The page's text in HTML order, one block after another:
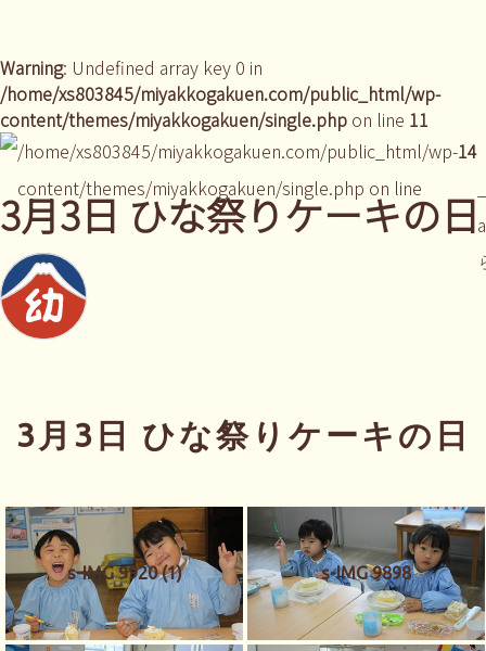
Warning: Undefined array key 0 in
/home/xs803845/miyakkogakuen.com/public_html/wp-
content/themes/miyakkogakuen/single.php on line 11
/home/xs803845/miyakkogakuen.com/public_html/wp-
content/themes/miyakkogakuen/single.php on line
14
3月3日 ひな祭りケーキの日
3月3日 ひな祭りケーキの日
s-IMG 9920 (1) s-IMG 9898